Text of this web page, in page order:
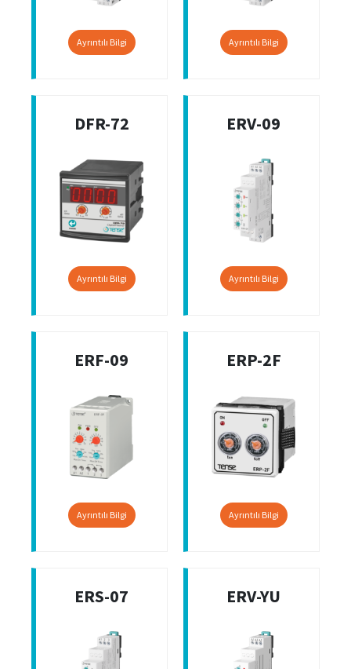
Ayrıntılı Bilgi Ayrıntılı Bilgi
DFR-72
Ayrıntılı Bilgi
ERV-09
Ayrıntılı Bilgi
ERF-09
Ayrıntılı Bilgi
ERP-2F
Ayrıntılı Bilgi
ERS-07 ERV-YU